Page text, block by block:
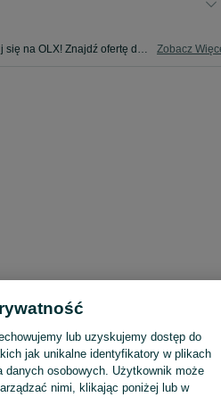
Motoryzacja to Twój świat? Kieruj się na OLX! Znajdź ofertę dla siebie w kategorii Motoryzacja na OLX - Lipowa i okolice! Zobacz
lub uzyskujemy dostęp do
jak unikalne identyfikatory w plikach
danych osobowych. Użytkownik może
nimi, klikając poniżej lub w